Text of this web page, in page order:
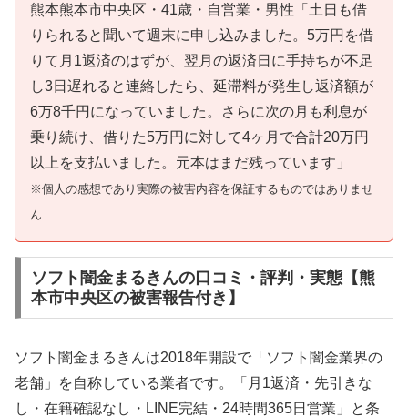
熊本熊本市中央区・41歳・自営業・男性「土日も借
りられると聞いて週末に申し込みました。5万円を借
りて月1返済のはずが、翌月の返済日に手持ちが不足
し3日遅れると連絡したら、延滞料が発生し返済額が
6万8千円になっていました。さらに次の月も利息が
乗り続け、借りた5万円に対して4ヶ月で合計20万円
以上を支払いました。元本はまだ残っています」
※個人の感想であり実際の被害内容を保証するものではありませ
ん
ソフト闇金まるきんの口コミ・評判・実態【熊
本市中央区の被害報告付き】
ソフト闇金まるきんは2018年開設で「ソフト闇金業界の
老舗」を自称している業者です。「月1返済・先引きな
し・在籍確認なし・LINE完結・24時間365日営業」と条